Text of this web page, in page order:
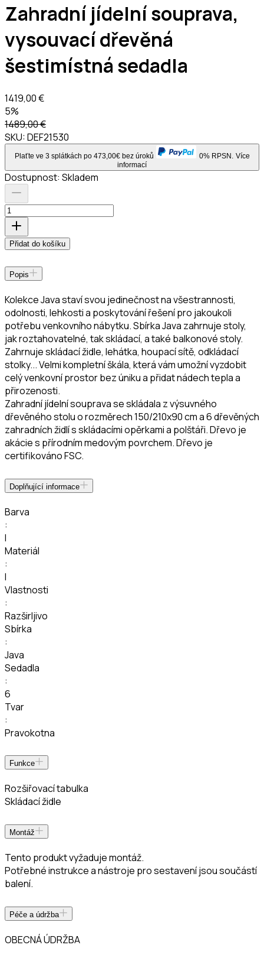
Zahradní jídelní souprava,
vysouvací dřevěná
šestimístná sedadla
1419,00 €
5%
1489,00 €
SKU:DEF21530
Plaťte ve 3 splátkách po 473,00€ bez úroků 0% RPSN. Více
informací
Dostupnost: Skladem
Přidat do košíku
Popis
Kolekce Java staví svou jedinečnost na všestrannosti,
odolnosti, lehkosti a poskytování řešení pro jakoukoli
potřebu venkovního nábytku. Sbírka Java zahrnuje stoly,
jak roztahovatelné, tak skládací, a také balkonové stoly.
Zahrnuje skládací židle, lehátka, houpací sítě, odkládací
stolky... Velmi kompletní škála, která vám umožní vyzdobit
celý venkovní prostor bez úniku a přidat nádech tepla a
přirozenosti.
Zahradní jídelní souprava se skládala z výsuvného
dřevěného stolu o rozměrech 150/210x90 cm a 6 dřevěných
zahradních židlí s skládacími opěrkami a polštáři. Dřevo je
akácie s přírodním medovým povrchem. Dřevo je
certifikováno FSC.
Doplňující informace
Barva
:
I
Materiál
:
I
Vlastnosti
:
Razširljivo
Sbírka
:
Java
Sedadla
:
6
Tvar
:
Pravokotna
Funkce
Rozšiřovací tabulka
Skládací židle
Montáž
Tento produkt vyžaduje montáž.
Potřebné instrukce a nástroje pro sestavení jsou součástí
balení.
Péče a údržba
OBECNÁ ÚDRŽBA